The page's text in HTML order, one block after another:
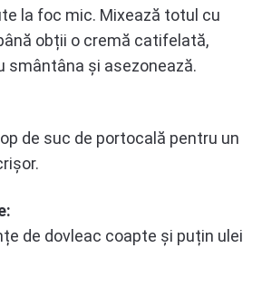
la foc mic. Mixează totul cu
obții o cremă catifelată,
smântâna și asezonează.
de suc de portocală pentru un
de dovleac coapte și puțin ulei